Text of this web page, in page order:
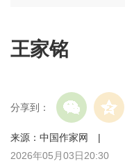
王家铭
分享到：
来源：中国作家网 |
2026年05月03日20:30